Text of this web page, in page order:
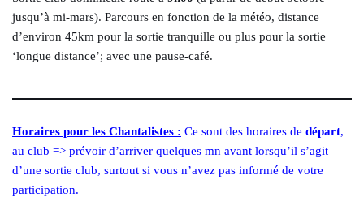
jusqu’à mi-mars). Parcours en fonction de la météo, distance
d’environ 45km pour la sortie tranquille ou plus pour la sortie
‘longue distance’; avec une pause-café.
Horaires pour les Chantalistes : Ce sont des horaires de départ,
au club => prévoir d’arriver quelques mn avant lorsqu’il s’agit
d’une sortie club, surtout si vous n’avez pas informé de votre
participation.